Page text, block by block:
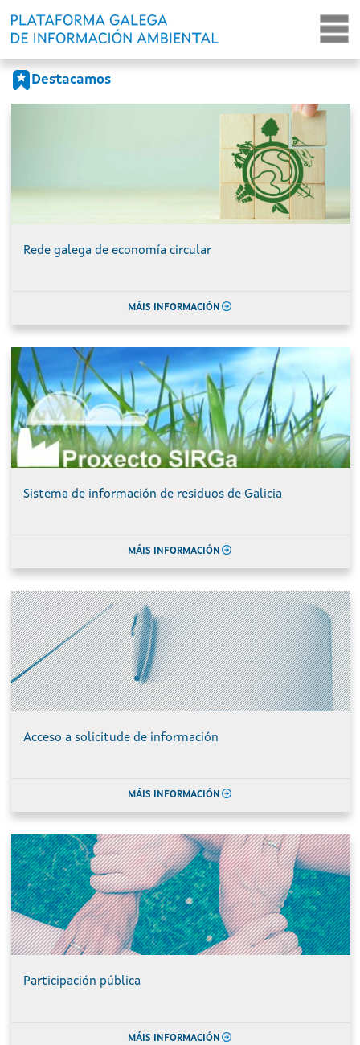
Destacamos
Rede galega de economía circular
MÁIS INFORMACIÓN
Sistema de información de residuos de Galicia
MÁIS INFORMACIÓN
Acceso a solicitude de información
MÁIS INFORMACIÓN
Participación pública
MÁIS INFORMACIÓN